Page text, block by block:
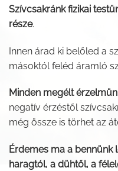
Szívcsakránk fizikai
része.
Innen árad ki belőled a
másoktól feléd áramló
Minden megélt
negatív érzéstől
még össze is törhet az
Érdemes ma a bennünk
haragtól, a dühtől, a